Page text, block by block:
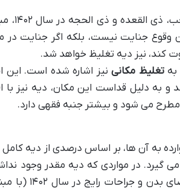
جنایت نیست، بلکه اگر جنایت در
کند، نیز دیه تغلیظ خواهد شد.
بهتغلیظ مکانینیز اشاره شده است. این
دلیل قداست این مکان، دیه نیز با
مطرح می شود و بیشتر جنبه فقهی دارد.
به آن ها، بر اساس درصدی از دیه کامل
در مواردی که دیه مقدر وجود